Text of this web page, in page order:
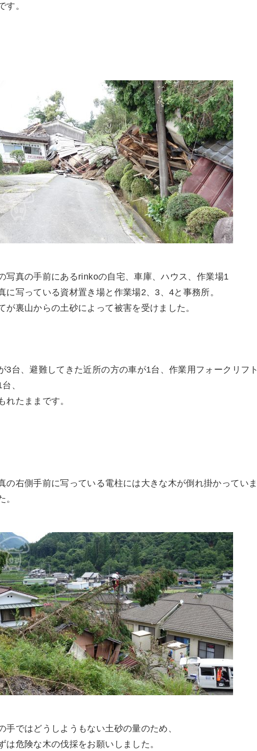
す。
写真の手前にあるrinkoの自宅、車庫、ハウス、作業場1
に写っている資材置き場と作業場2、3、4と事務所。
が裏山からの土砂によって被害を受けました。
3台、避難してきた近所の方の車が1台、作業用フォークリフト
、
れたままです。
の右側手前に写っている電柱には大きな木が倒れ掛かっていま
。
手ではどうしようもない土砂の量のため、
は危険な木の伐採をお願いしました。